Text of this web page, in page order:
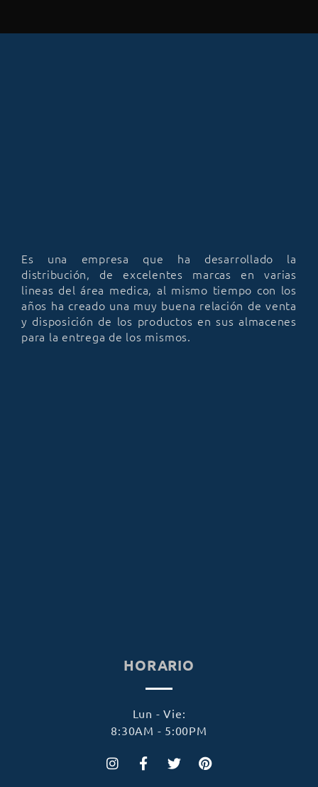
Es una empresa que ha desarrollado la
distribución, de excelentes marcas en varias
lineas del área medica, al mismo tiempo con los
años ha creado una muy buena relación de venta
y disposición de los productos en sus almacenes
para la entrega de los mismos.
HORARIO
Lun - Vie:
8:30AM - 5:00PM